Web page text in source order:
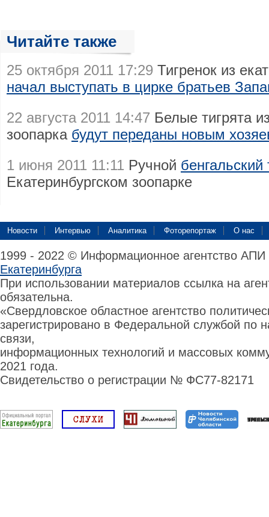
Читайте также
25 октября 2011 17:29 Тигренок из
начал выступать в цирке братьев
22 августа 2011 14:47 Белые тигрята
зоопарка будут переданы новым
1 июня 2011 11:11 Ручной бенгальский
Екатеринбургском зоопарке
Новости Интервью Аналитика Фоторепортаж О нас
1999 - 2022 © Информационное агентство
Екатеринбурга
При использовании материалов ссылка на
обязательна.
«Свердловское областное агентство
зарегистрировано в Федеральной службой по
связи,
информационных технологий и массовых
2021 года.
Свидетельство о регистрации № ФС77-82171